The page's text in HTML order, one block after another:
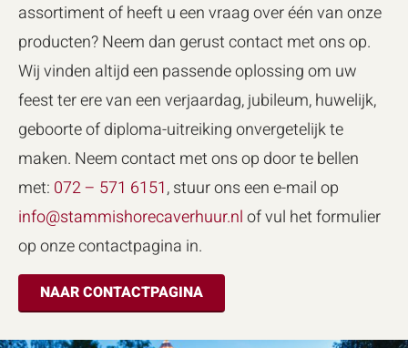
assortiment of heeft u een vraag over één van onze
producten? Neem dan gerust contact met ons op.
Wij vinden altijd een passende oplossing om uw
feest ter ere van een verjaardag, jubileum, huwelijk,
geboorte of diploma-uitreiking onvergetelijk te
maken. Neem contact met ons op door te bellen
met: 072 – 571 6151, stuur ons een e-mail op
info@stammishorecaverhuur.nlof vul het formulier
op onze contactpagina in.
NAAR CONTACTPAGINA